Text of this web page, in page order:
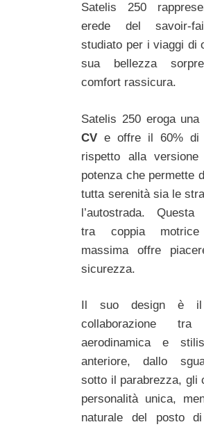
Satelis 250
erede del savoir-
studiato per i viaggi di
sua bellezza
comfort rassicura.
Satelis 250 eroga una
CVe offre il 60% di
rispetto alla
potenza che permette
tutta serenità sia le
l’autostrada. Questa
tra coppia
massima offre
sicurezza.
Il suo design è
collaborazione
aerodinamica e
anteriore, dallo
sotto il parabrezza, gli
personalità unica,
naturale del posto